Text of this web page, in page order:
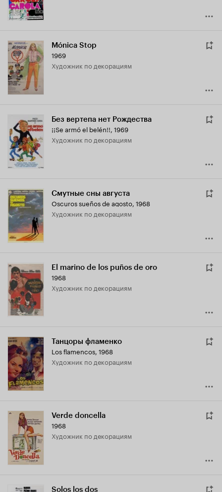
Mónica Stop
1969
Художник по декорациям
Без вертепа нет Рождества
¡¡Se armó el belén!!, 1969
Художник по декорациям
Смутные сны августа
Oscuros sueños de agosto, 1968
Художник по декорациям
El marino de los puños de oro
1968
Художник по декорациям
Танцоры фламенко
Los flamencos, 1968
Художник по декорациям
Verde doncella
1968
Художник по декорациям
Solos los dos